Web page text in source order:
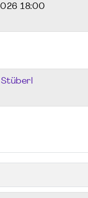
18:00